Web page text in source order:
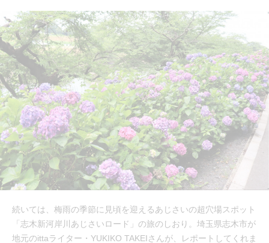
続いては、梅雨の季節に見頃を迎えるあじさいの超穴場スポット
「志木新河岸川あじさいロード」の旅のしおり。埼玉県志木市が
地元のittaライター・YUKIKO TAKEIさんが、レポートしてくれま